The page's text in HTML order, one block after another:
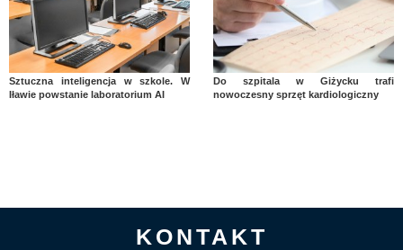
Sztuczna inteligencja w szkole. W
Iławie powstanie laboratorium AI
Do szpitala w Giżycku trafi
nowoczesny sprzęt kardiologiczny
KONTAKT